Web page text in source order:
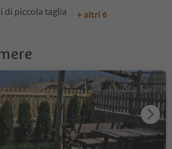
di piccola taglia
+ altri 6